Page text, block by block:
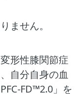
ません。
形性膝関節症
自分自身の血
FD™2.0」を